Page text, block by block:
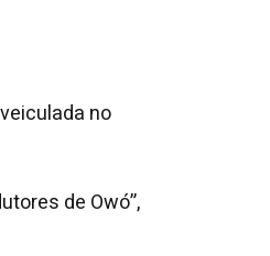
no
de Owó”,